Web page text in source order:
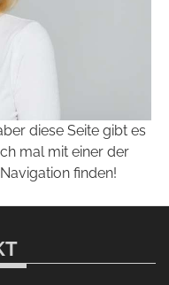
diese Seite gibt es
mal mit einer der
finden!